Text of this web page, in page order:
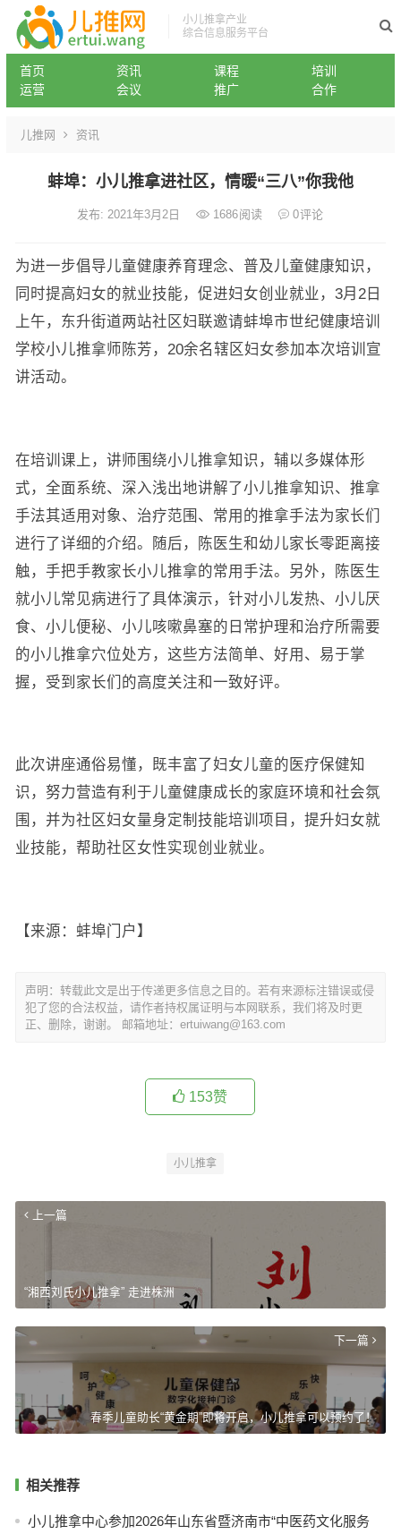
小儿推拿产业
综合信息服务平台
首页 资讯 课程
培训
运营
会议 推广 合作
儿推网 资讯
蚌埠：小儿推拿进社区，情暖“三八”你我他
发布: 2021年3月2日 1686阅读 0评论
为进一步倡导儿童健康养育理念、普及儿童健康知识，
同时提高妇女的就业技能，促进妇女创业就业，3月2日
上午，东升街道两站社区妇联邀请蚌埠市世纪健康培训
学校小儿推拿师陈芳，20余名辖区妇女参加本次培训宣
讲活动。
在培训课上，讲师围绕小儿推拿知识，辅以多媒体形
式，全面系统、深入浅出地讲解了小儿推拿知识、推拿
手法其适用对象、治疗范围、常用的推拿手法为家长们
进行了详细的介绍。随后，陈医生和幼儿家长零距离接
触，手把手教家长小儿推拿的常用手法。另外，陈医生
就小儿常见病进行了具体演示，针对小儿发热、小儿厌
食、小儿便秘、小儿咳嗽鼻塞的日常护理和治疗所需要
的小儿推拿穴位处方，这些方法简单、好用、易于掌
握，受到家长们的高度关注和一致好评。
此次讲座通俗易懂，既丰富了妇女儿童的医疗保健知
识，努力营造有利于儿童健康成长的家庭环境和社会氛
围，并为社区妇女量身定制技能培训项目，提升妇女就
业技能，帮助社区女性实现创业就业。
【来源：蚌埠门户】
声明：转载此文是出于传递更多信息之目的。若有来源标注错误或侵
犯了您的合法权益，请作者持权属证明与本网联系，我们将及时更
正、删除，谢谢。 邮箱地址：ertuiwang@163.com
153赞
小儿推拿
上一篇
“湘西刘氏小儿推拿” 走进株洲
下一篇
春季儿童助长“黄金期”即将开启，小儿推拿可以预约了！
相关推荐
小儿推拿中心参加2026年山东省暨济南市“中医药文化服务